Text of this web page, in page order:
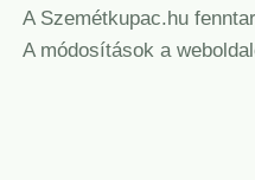
A Szemétkupac.hu
A módosítások a